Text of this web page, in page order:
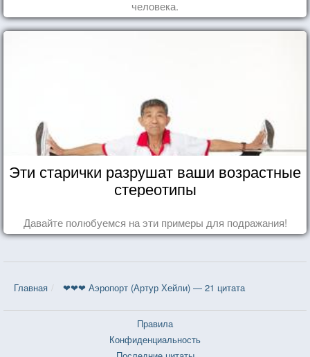
человека.
Эти старички разрушат ваши возрастные
стереотипы
Давайте полюбуемся на эти примеры для подражания!
Главная ❤❤❤ Аэропорт (Артур Хейли) — 21 цитата
Правила
Конфиденциальность